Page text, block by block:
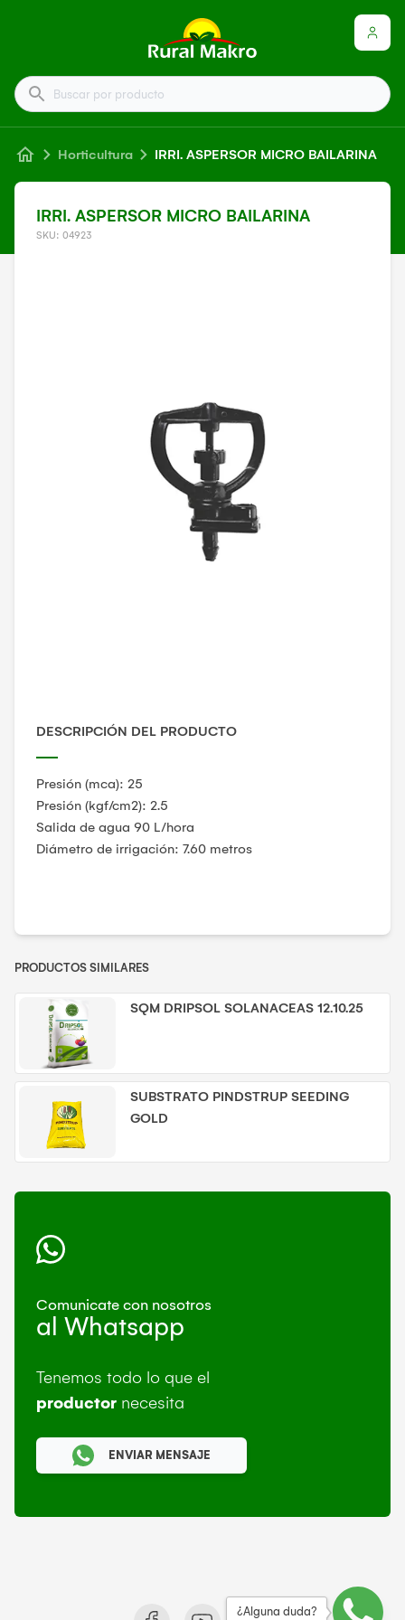
Buscar por producto
Horticultura IRRI. ASPERSOR MICRO BAILARINA
IRRI. ASPERSOR MICRO BAILARINA
SKU: 04923
DESCRIPCIÓN DEL PRODUCTO
Presión (mca): 25
Presión (kgf/cm2): 2.5
Salida de agua 90 L/hora
Diámetro de irrigación: 7.60 metros
PRODUCTOS SIMILARES
SQM DRIPSOL SOLANACEAS 12.10.25
SUBSTRATO PINDSTRUP SEEDING
GOLD
Comunicate con nosotros
al Whatsapp
Tenemos todo lo que el
productor necesita
ENVIAR MENSAJE
¿Alguna duda?